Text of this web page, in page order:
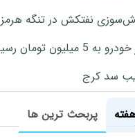
نفتکش در تنگه هرمز
تومان رسید
سد کرج
پربحث ترین ها